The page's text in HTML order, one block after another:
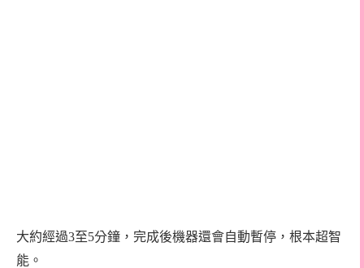
大約經過3至5分鐘，完成後機器還會自動暫停，根本超智
能。